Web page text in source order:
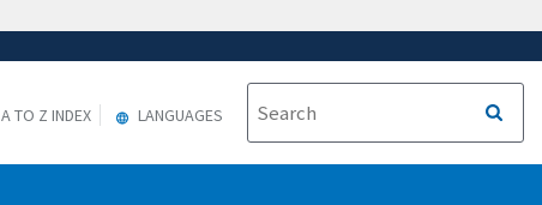
A TO Z INDEX LANGUAGES